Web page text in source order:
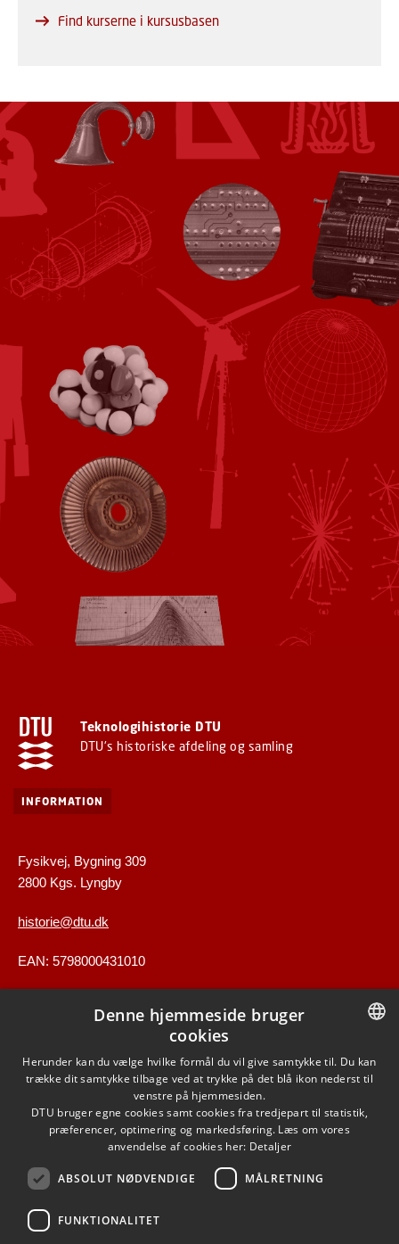
Find kurserne i kursusbasen
Teknologihistorie DTU
DTU's historiske afdeling og samling
INFORMATION
Fysikvej, Bygning 309
2800 Kgs. Lyngby
historie@dtu.dk
EAN: 5798000431010
Kontakt DANISH
ENGLISH
Denne hjemmeside bruger
cookies
Herunder kan du vælge hvilke formål du vil give samtykke til. Du kan
trække dit samtykke tilbage ved at trykke på det blå ikon nederst til
venstre på hjemmesiden.
DTU bruger egne cookies samt cookies fra tredjepart til statistik,
præferencer, optimering og markedsføring. Læs om vores
anvendelse af cookies her: Detaljer
ABSOLUT NØDVENDIGE MÅLRETNING
FUNKTIONALITET